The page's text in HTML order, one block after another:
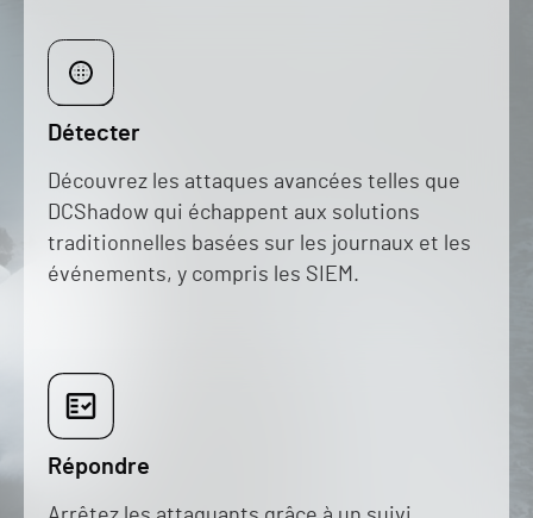
Détecter
Découvrez les attaques avancées telles que
DCShadow qui échappent aux solutions
traditionnelles basées sur les journaux et les
événements, y compris les SIEM.
Répondre